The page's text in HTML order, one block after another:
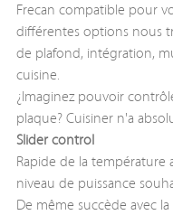
Frecan compatible pour
différentes options nous
de plafond, intégration,
cuisine.
¿Imaginez pouvoir
plaque? Cuisiner n'a
Slider control
Rapide de la température
niveau de puissance
De même succède avec